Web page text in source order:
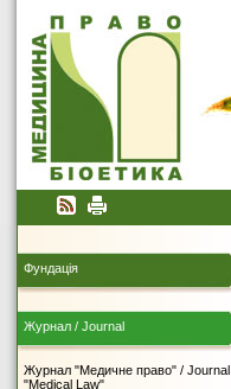
Фундація
Журнал / Journal
Журнал "Медичне право" / Journal
"Medical Law"